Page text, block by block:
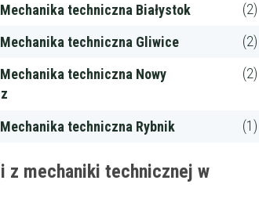
darmowa lekcja próbna
Mechanika techniczna Białystok (2)
Mechanika techniczna Gliwice (2)
Mechanika techniczna Nowy
(2)
Mechanika techniczna Rybnik (1)
z mechaniki technicznej w